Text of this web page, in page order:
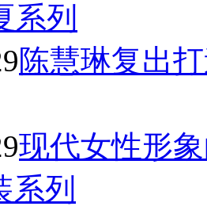
系列
陈慧琳复出
现代女性形象
系列